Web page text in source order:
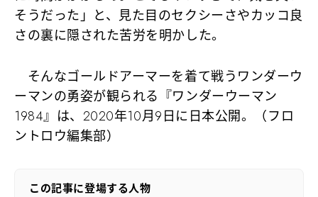
そうだった」と、見た目のセクシーさやカッコ良
さの裏に隠された苦労を明かした。
そんなゴールドアーマーを着て戦うワンダーウ
ーマンの勇姿が観られる『ワンダーウーマン
1984』は、2020年10月9日に日本公開。（フロ
ントロウ編集部）
この記事に登場する人物